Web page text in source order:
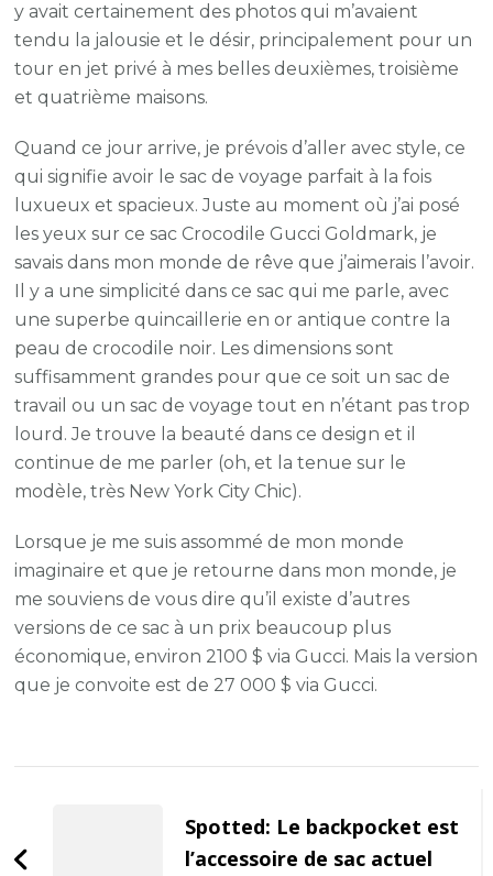
y avait certainement des photos qui m’avaient
tendu la jalousie et le désir, principalement pour un
tour en jet privé à mes belles deuxièmes, troisième
et quatrième maisons.
Quand ce jour arrive, je prévois d’aller avec style, ce
qui signifie avoir le sac de voyage parfait à la fois
luxueux et spacieux. Juste au moment où j’ai posé
les yeux sur ce sac Crocodile Gucci Goldmark, je
savais dans mon monde de rêve que j’aimerais l’avoir.
Il y a une simplicité dans ce sac qui me parle, avec
une superbe quincaillerie en or antique contre la
peau de crocodile noir. Les dimensions sont
suffisamment grandes pour que ce soit un sac de
travail ou un sac de voyage tout en n’étant pas trop
lourd. Je trouve la beauté dans ce design et il
continue de me parler (oh, et la tenue sur le
modèle, très New York City Chic).
Lorsque je me suis assommé de mon monde
imaginaire et que je retourne dans mon monde, je
me souviens de vous dire qu’il existe d’autres
versions de ce sac à un prix beaucoup plus
économique, environ 2100 $ via Gucci. Mais la version
que je convoite est de 27 000 $ via Gucci.
NavigationSpotted: Le backpocket est
l’accessoire de sac actuel